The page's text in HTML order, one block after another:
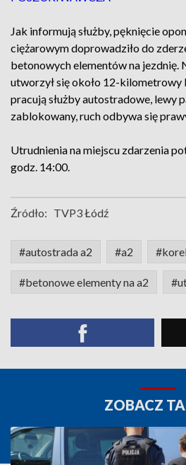
Jak informują służby, pęknięcie
ciężarowym doprowadziło do
betonowych elementów na jezdnię.
utworzył się około 12-kilometrowy
pracują służby autostradowe, lewy
zablokowany, ruch odbywa się
Utrudnienia na miejscu zdarzenia
godz. 14:00.
Źródło: TVP3 Łódź
#autostrada a2 #a2
#betonowe elementy na a2
ZOBACZ